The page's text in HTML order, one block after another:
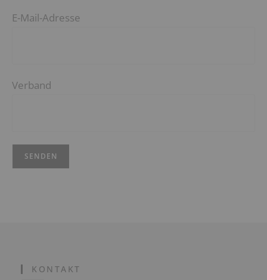
E-Mail-Adresse
Verband
KONTAKT